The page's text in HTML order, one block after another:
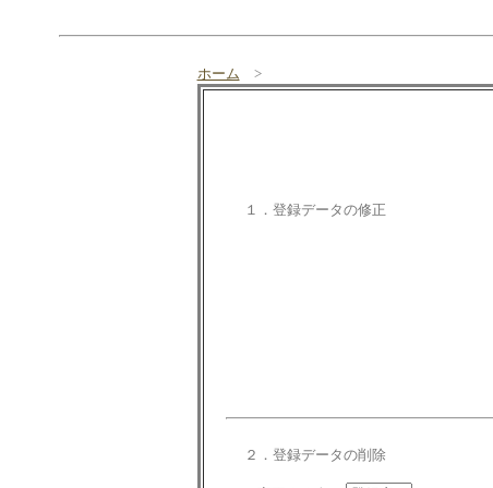
ホーム >
１．登録データの修正
２．登録データの削除